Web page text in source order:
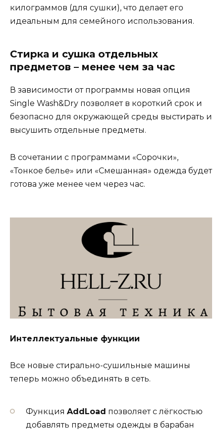
килограммов (для сушки), что делает его
идеальным для семейного использования.
Стирка и сушка отдельных
предметов – менее чем за час
В зависимости от программы новая опция
Single Wash&Dry позволяет в короткий срок и
безопасно для окружающей среды выстирать и
высушить отдельные предметы.
В сочетании с программами «Сорочки»,
«Тонкое белье» или «Смешанная» одежда будет
готова уже менее чем через час.
Интеллектуальные функции
Все новые стирально-сушильные машины
теперь можно объединять в сеть.
Функция AddLoad позволяет с лёгкостью
добавлять предметы одежды в барабан